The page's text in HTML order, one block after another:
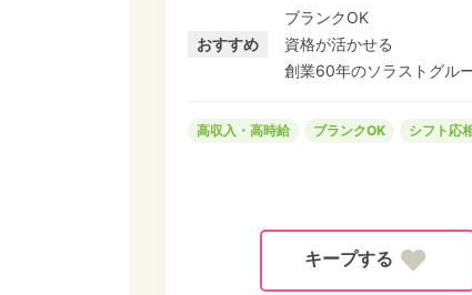
どご家族都合のお休みも相談可能です! ◆東京都居住支援特
円UP!
おすすめ
ブランクOK
資格が活かせる
創業60年のソラストグル
高収入・高時給 ブランクOK シフト応